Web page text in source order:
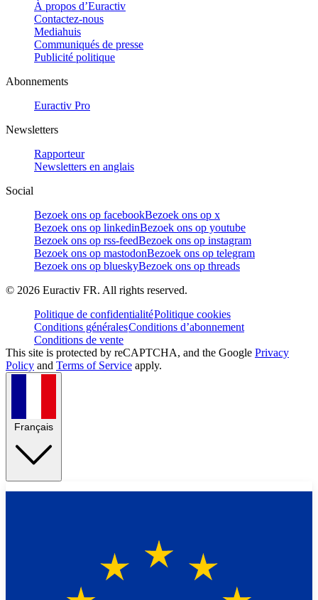
À propos d’Euractiv
Contactez-nous
Mediahuis
Communiqués de presse
Publicité politique
Abonnements
Euractiv Pro
Newsletters
Rapporteur
Newsletters en anglais
Social
Bezoek ons op facebookBezoek ons op x
Bezoek ons op linkedinBezoek ons op youtube
Bezoek ons op rss-feedBezoek ons op instagram
Bezoek ons op mastodonBezoek ons op telegram
Bezoek ons op blueskyBezoek ons op threads
© 2026 Euractiv FR. All rights reserved.
Politique de confidentialitéPolitique cookies
Conditions généralesConditions d’abonnement
Conditions de vente
This site is protected by reCAPTCHA, and the Google Privacy
Policy and Terms of Service apply.
Français